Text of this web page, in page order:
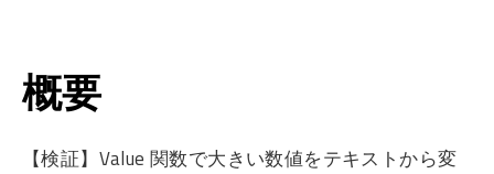
概要
【検証】Value 関数で大きい数値をテキストから変